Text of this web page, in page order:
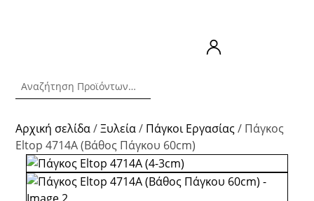
Αρχική σελίδα/Ξυλεία/ Πάγκοι Εργασίας/ Πάγκος
Eltop 4714A (Βάθος Πάγκου 60cm)